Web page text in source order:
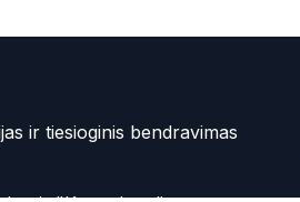
ir tiesioginis bendravimas